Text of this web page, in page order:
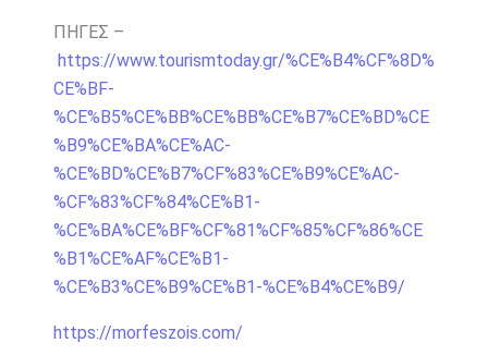
ΠΗΓΕΣ –
https://www.tourismtoday.gr/%CE%B4%CF%8D%
CE%BF-
%CE%B5%CE%BB%CE%BB%CE%B7%CE%BD%CE
%B9%CE%BA%CE%AC-
%CE%BD%CE%B7%CF%83%CE%B9%CE%AC-
%CF%83%CF%84%CE%B1-
%CE%BA%CE%BF%CF%81%CF%85%CF%86%CE
%B1%CE%AF%CE%B1-
%CE%B3%CE%B9%CE%B1-%CE%B4%CE%B9/
https://morfeszois.com/